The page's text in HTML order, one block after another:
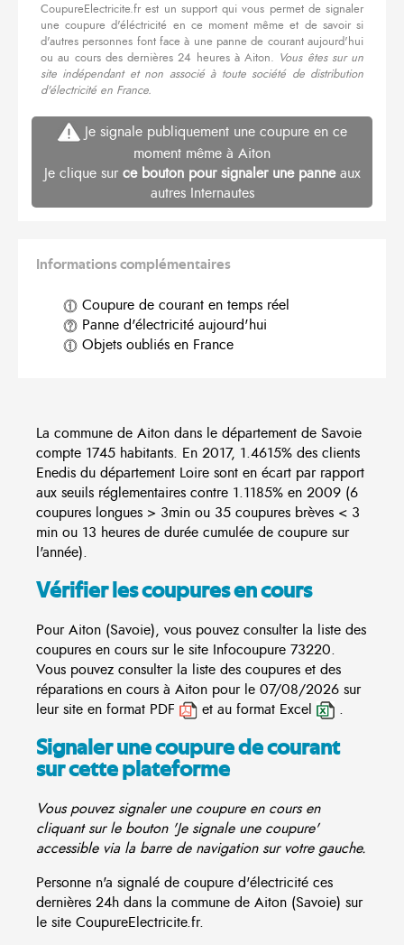
CoupureElectricite.fr est un support qui vous permet de signaler
une coupure d'éléctricité en ce moment même et de savoir si
d'autres personnes font face à une panne de courant aujourd'hui
ou au cours des dernières 24 heures à Aiton. Vous êtes sur un
site indépendant et non associé à toute société de distribution
d'électricité en France.
Je signale publiquement une coupure en ce
moment même à Aiton
Je clique sur ce bouton pour signaler une panneaux
autres Internautes
Informations complémentaires
Coupure de courant en temps réel
Panne d'électricité aujourd'hui
Objets oubliés en France
La commune de Aiton dans le département de Savoie
compte 1745 habitants. En 2017, 1.4615% des clients
Enedis du département Loire sont en écart par rapport
aux seuils réglementaires contre 1.1185% en 2009 (6
coupures longues > 3min ou 35 coupures brèves < 3
min ou 13 heures de durée cumulée de coupure sur
l'année).
Vérifier les coupures en cours
Pour Aiton (Savoie), vous pouvez consulter la liste des
coupures en cours sur le site Infocoupure 73220.
Vous pouvez consulter la liste des coupures et des
réparations en cours à Aiton pour le 07/08/2026 sur
leur site en format PDF
et au format Excel .
Signaler une coupure de courant
sur cette plateforme
Vous pouvez signaler une coupure en cours en
cliquant sur le bouton 'Je signale une coupure'
accessible via la barre de navigation sur votre gauche.
Personne n'a signalé de coupure d'électricité ces
dernières 24h dans la commune de Aiton (Savoie) sur
le site CoupureElectricite.fr.